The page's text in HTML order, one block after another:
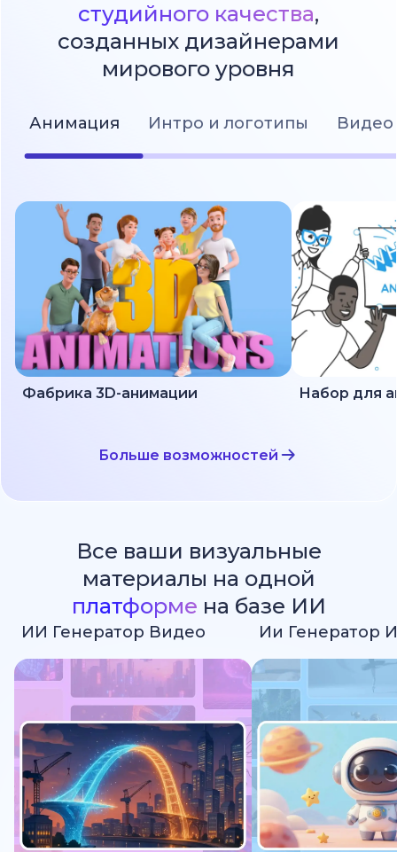
студийного качества,
созданных дизайнерами
мирового уровня
Анимация Интро и логотипы Видео
Фабрика 3D-анимации
Больше возможностей
Все ваши визуальные
материалы на одной
платформе на базе ИИ
ИИ Генератор Видео